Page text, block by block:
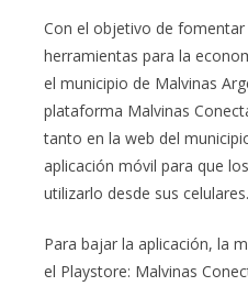
Con el objetivo de
herramientas para la
el municipio de Malvinas
plataforma Malvinas
tanto en la web del
aplicación móvil para que
utilizarlo desde sus celulares.
Para bajar la aplicación, la
el Playstore: Malvinas